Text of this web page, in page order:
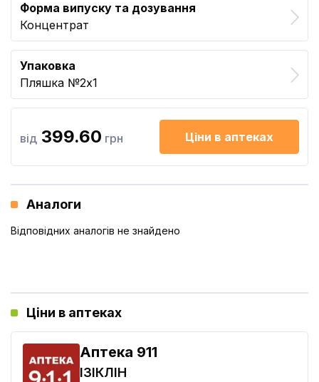
Форма випуску та дозування
Концентрат
Упаковка
Пляшка №2x1
від 399.60 грн Ціни в аптеках
Аналоги
Відповідних аналогів не знайдено
Ціни в аптеках
Aптека 911
ІЗІКЛІН